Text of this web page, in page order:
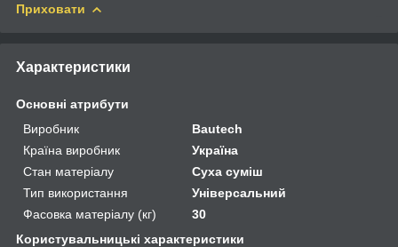
Приховати
Характеристики
Основні атрибути
Виробник
Bautech
Країна виробник
Україна
Стан матеріалу
Суха суміш
Тип використання
Універсальний
Фасовка матеріалу (кг)
30
Користувальницькі характеристики